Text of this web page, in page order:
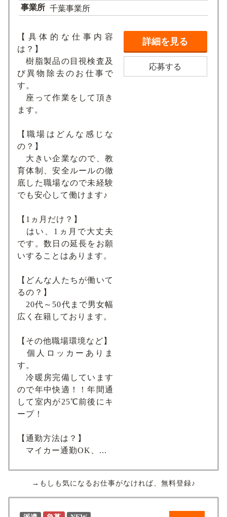
事業所 千葉事業所
【具体的な仕事内容
は？】
樹脂製品の目視検査及
び異物除去のお仕事で
す。
座って作業をして頂き
ます。
【職場はどんな感じな
の？】
大きい企業なので、教
育体制、安全ルールの徹
底した職場なので未経験
でも安心して働けます♪
【1ヵ月だけ？】
はい、1ヵ月で大丈夫
です。数日の延長をお願
いすることはあります。
【どんな人たちが働いて
るの？】
20代～50代まで男女幅
広く在籍しております。
【その他職場環境など】
個人ロッカーありま
す。
冷暖房完備しています
ので年中快適！！年間通
して室内が25℃前後にキ
ープ！
【通勤方法は？】
マイカー通勤OK、...
詳細を見る
応募する
→もしも気になるお仕事がなければ、無料登録♪